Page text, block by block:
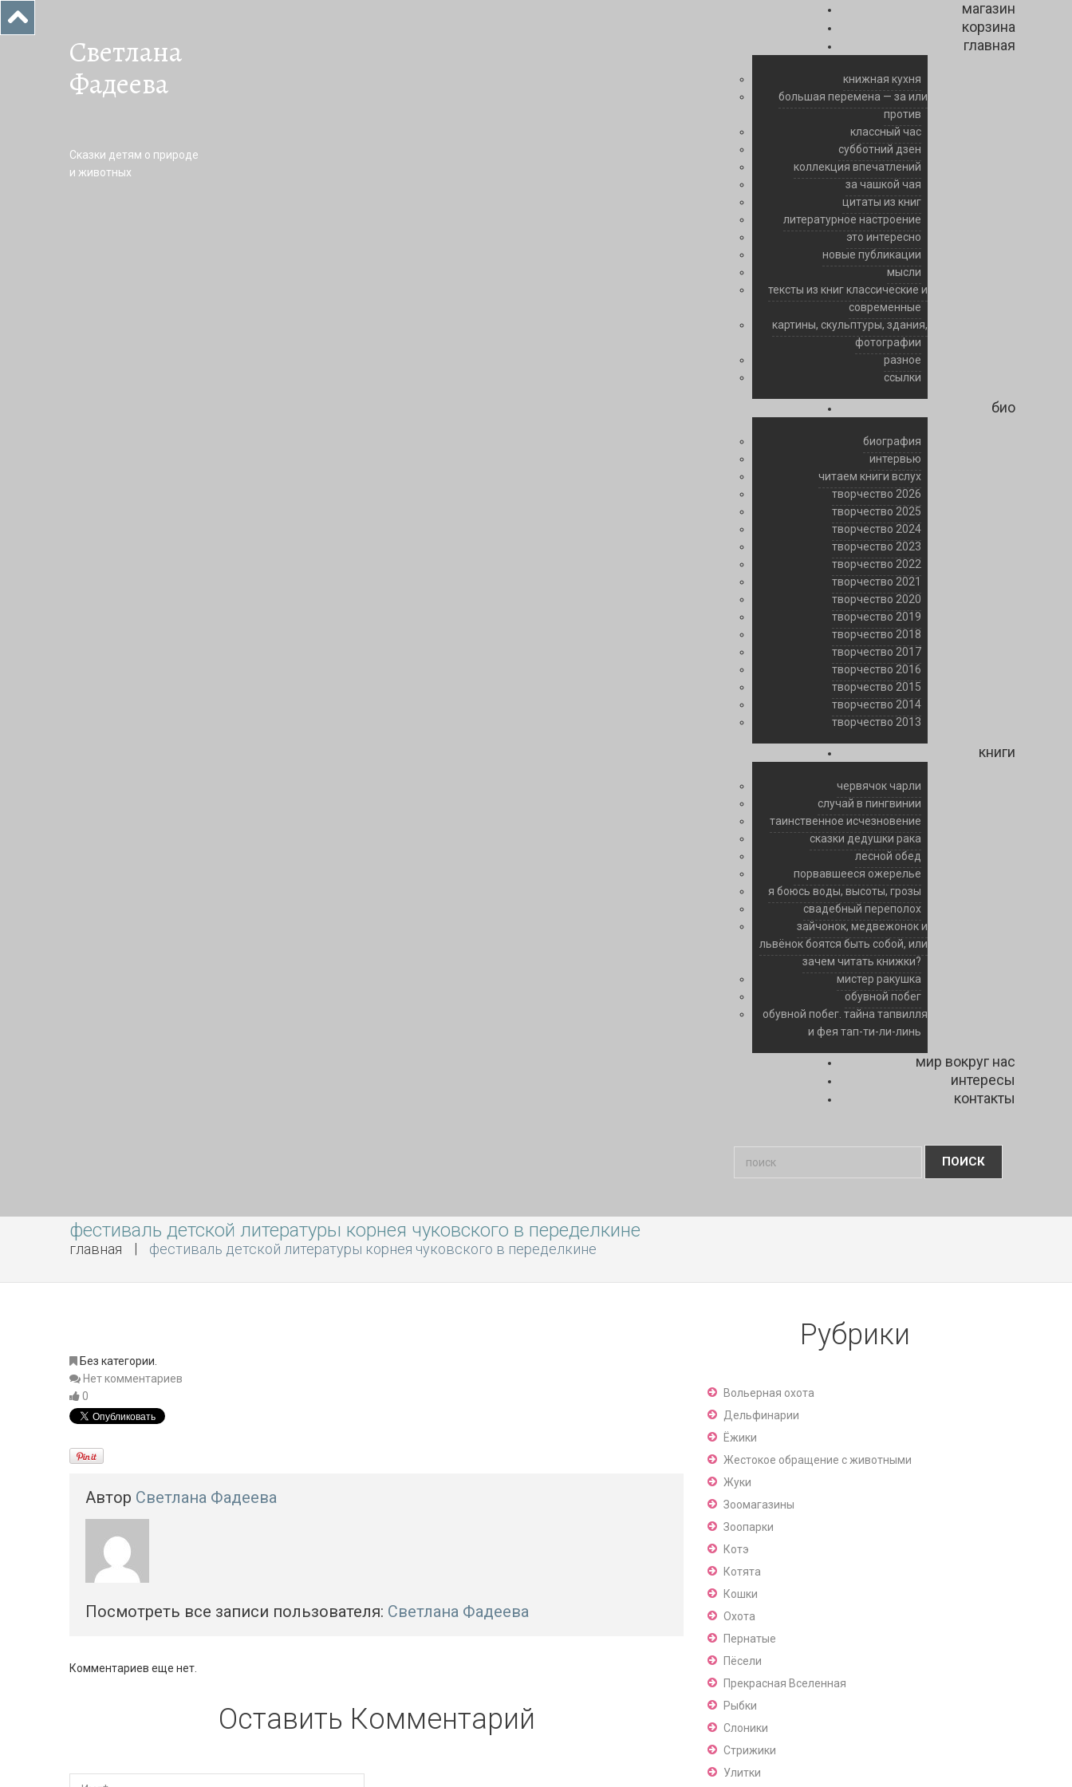
Светлана
Фадеева
Сказки детям о природе
и животных
магазин
корзина
главная
книжная кухня
большая перемена — за или
против
классный час
субботний дзен
коллекция впечатлений
за чашкой чая
цитаты из книг
литературное настроение
это интересно
новые публикации
мысли
тексты из книг классические и
современные
картины, скульптуры, здания,
фотографии
разное
ссылки
био
биография
интервью
читаем книги вслух
творчество 2026
творчество 2025
творчество 2024
творчество 2023
творчество 2022
творчество 2021
творчество 2020
творчество 2019
творчество 2018
творчество 2017
творчество 2016
творчество 2015
творчество 2014
творчество 2013
книги
червячок чарли
случай в пингвинии
таинственное исчезновение
сказки дедушки рака
лесной обед
порвавшееся ожерелье
я боюсь воды, высоты, грозы
свадебный переполох
зайчонок, медвежонок и
львёнок боятся быть собой, или
зачем читать книжки?
мистер ракушка
обувной побег
обувной побег. тайна тапвилля
и фея тап-ти-ли-линь
мир вокруг нас
интересы
контакты
фестиваль детской литературы корнея чуковского в переделкине
главная фестиваль детской литературы корнея чуковского в переделкине
Без категории.
Нет комментариев
0
Автор Светлана Фадеева
Посмотреть все записи пользователя: Светлана Фадеева
Комментариев еще нет.
Оставить Комментарий
Рубрики
Вольерная охота
Дельфинарии
Ёжики
Жестокое обращение с животными
Жуки
Зоомагазины
Зоопарки
Котэ
Котята
Кошки
Охота
Пернатые
Пёсели
Прекрасная Вселенная
Рыбки
Слоники
Стрижики
Улитки